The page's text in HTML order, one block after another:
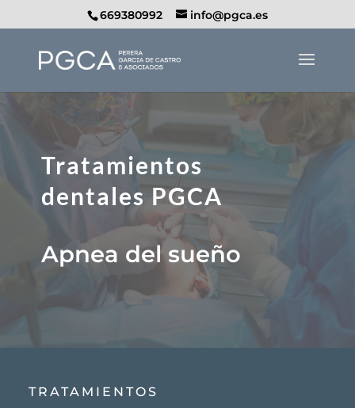
669380992 info@pgca.es
Tratamientos
dentales PGCA
Apnea del sueño
TRATAMIENTOS